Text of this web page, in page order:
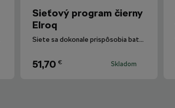
Sieťový program čierny
Elroq
Siete sa dokonale prispôsobia batožinovému priestoru.
51,70 € Skladom